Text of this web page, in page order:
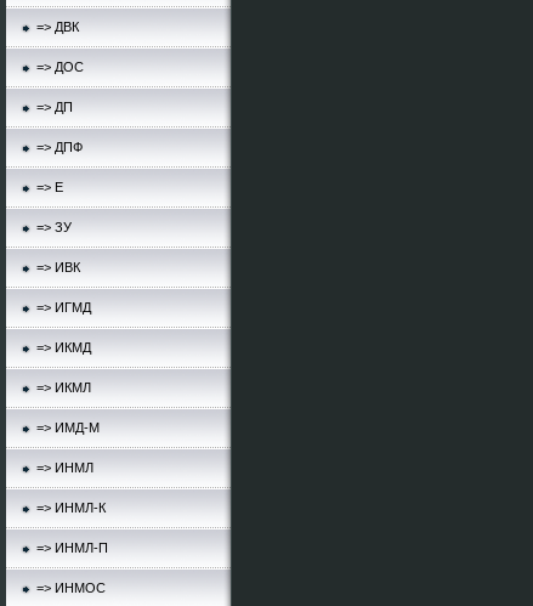
=> ДВК
=> ДОС
=> ДП
=> ДПФ
=> Е
=> ЗУ
=> ИВК
=> ИГМД
=> ИКМД
=> ИКМЛ
=> ИМД-М
=> ИНМЛ
=> ИНМЛ-К
=> ИНМЛ-П
=> ИНМОС